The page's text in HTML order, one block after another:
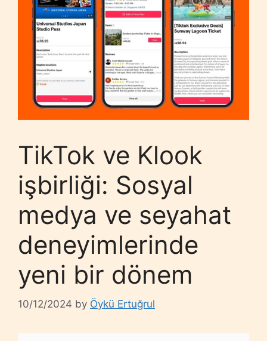
TikTok ve Klook
işbirliği: Sosyal
medya ve seyahat
deneyimlerinde
yeni bir dönem
10/12/2024 by Öykü Ertuğrul